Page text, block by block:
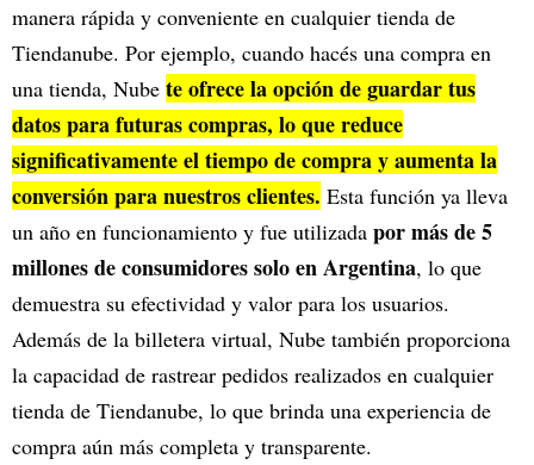
manera rápida y conveniente en cualquier tienda de
Tiendanube. Por ejemplo, cuando hacés una compra en
una tienda, Nube te ofrece la opción de guardar tus
datos para futuras compras, lo que reduce
significativamente el tiempo de compra y aumenta la
conversión para nuestros clientes. Esta función ya lleva
un año en funcionamiento y fue utilizada por más de 5
millones de consumidores solo en Argentina, lo que
demuestra su efectividad y valor para los usuarios.
Además de la billetera virtual, Nube también proporciona
la capacidad de rastrear pedidos realizados en cualquier
tienda de Tiendanube, lo que brinda una experiencia de
compra aún más completa y transparente.